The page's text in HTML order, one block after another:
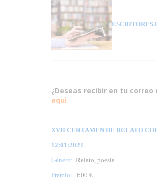
¿Deseas recibir en tu
aqui
XVII CERTAMEN DE RELATO
12:01:2021
Género: Relato, poesía
Premio:
600 €